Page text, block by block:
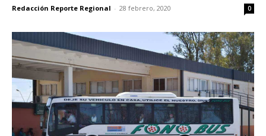
Redacción Reporte Regional - 28 febrero, 2020 0